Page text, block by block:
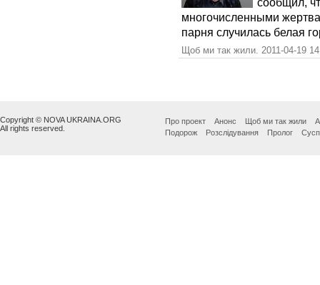
многочисленными
парня случилась белая
Щоб ми так жили. 2011-04-19
Copyright © NOVA UKRAINA.ORG
All rights reserved.
Про проект Анонс Щоб ми так жили
Подорож
Розслідування Пролог